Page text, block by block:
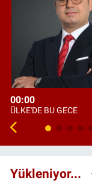
00:00
ÜLKE'DE BU GECE
Yükleniyor...